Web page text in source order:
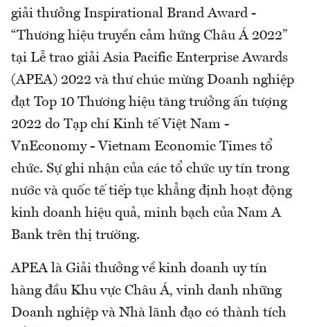
giải thưởng Inspirational Brand Award -
“Thương hiệu truyền cảm hứng Châu Á 2022”
tại Lễ trao giải Asia Pacific Enterprise Awards
(APEA) 2022 và thư chúc mừng Doanh nghiệp
đạt Top 10 Thương hiệu tăng trưởng ấn tượng
2022 do Tạp chí Kinh tế Việt Nam -
VnEconomy - Vietnam Economic Times tổ
chức. Sự ghi nhận của các tổ chức uy tín trong
nước và quốc tế tiếp tục khẳng định hoạt động
kinh doanh hiệu quả, minh bạch của Nam A
Bank trên thị trường.
APEA là Giải thưởng về kinh doanh uy tín
hàng đầu Khu vực Châu Á, vinh danh những
Doanh nghiệp và Nhà lãnh đạo có thành tích